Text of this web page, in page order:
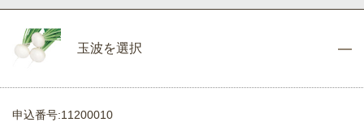
玉波を選択
申込番号:11200010